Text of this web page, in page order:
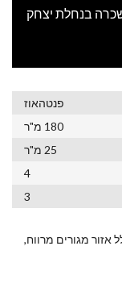
בנחלת יצחק
פנטהאוז
180 מ"ר
25 מ"ר
4
3
אזור מגורים מרווח,